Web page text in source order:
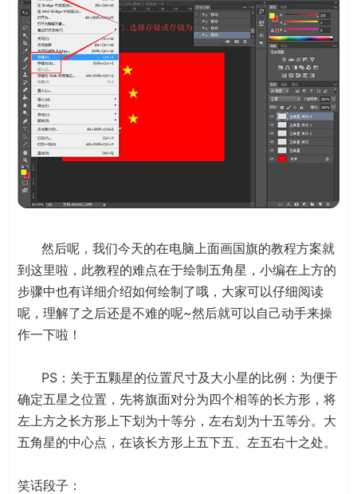
然后呢，我们今天的在电脑上面画国旗的教程方案就
到这里啦，此教程的难点在于绘制五角星，小编在上方的
步骤中也有详细介绍如何绘制了哦，大家可以仔细阅读
呢，理解了之后还是不难的呢~然后就可以自己动手来操
作一下啦！
PS：关于五颗星的位置尺寸及大小星的比例：为便于
确定五星之位置，先将旗面对分为四个相等的长方形，将
左上方之长方形上下划为十等分，左右划为十五等分。大
五角星的中心点，在该长方形上五下五、左五右十之处。
笑话段子：